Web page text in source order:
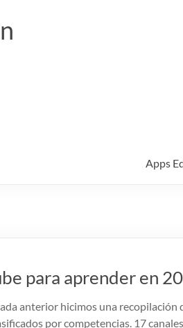
Apps
para aprender en
anterior hicimos una recopilación
por competencias. 17